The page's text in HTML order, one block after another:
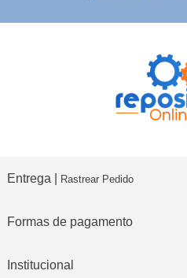
Entrega | Rastrear Pedido
Formas de pagamento
Institucional